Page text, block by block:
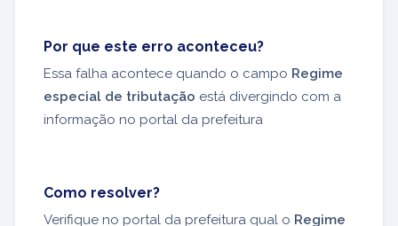
Por que este erro aconteceu?
Essa falha acontece quando o campo Regime
especial de tributação está divergindo com a
informação no portal da prefeitura
Como resolver?
Verifique no portal da prefeitura qual o Regime